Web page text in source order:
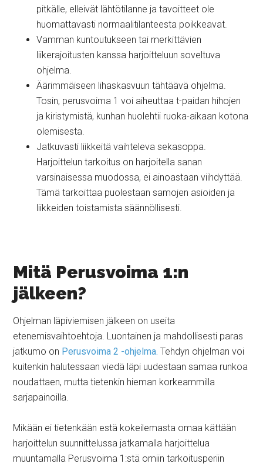
pitkälle, elleivät lähtötilanne ja tavoitteet ole
huomattavasti normaalitilanteesta poikkeavat.
Vamman kuntoutukseen tai merkittävien
liikerajoitusten kanssa harjoitteluun soveltuva
ohjelma.
Äärimmäiseen lihaskasvuun tähtäävä ohjelma.
Tosin, perusvoima 1 voi aiheuttaa t-paidan hihojen
ja kiristymistä, kunhan huolehtii ruoka-aikaan kotona
olemisesta.
Jatkuvasti liikkeitä vaihteleva sekasoppa.
Harjoittelun tarkoitus on harjoitella sanan
varsinaisessa muodossa, ei ainoastaan viihdyttää.
Tämä tarkoittaa puolestaan samojen asioiden ja
liikkeiden toistamista säännöllisesti.
Mitä Perusvoima 1:n
jälkeen?
Ohjelman läpiviemisen jälkeen on useita
etenemisvaihtoehtoja. Luontainen ja mahdollisesti paras
jatkumo on Perusvoima 2 -ohjelma. Tehdyn ohjelman voi
kuitenkin halutessaan viedä läpi uudestaan samaa runkoa
noudattaen, mutta tietenkin hieman korkeammilla
sarjapainoilla.
Mikään ei tietenkään estä kokeilemasta omaa kättään
harjoittelun suunnittelussa jatkamalla harjoittelua
muuntamalla Perusvoima 1:stä omiin tarkoitusperiin